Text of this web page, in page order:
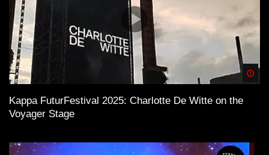
Kappa FuturFestival 2025: Charlotte De Witte on the
Voyager Stage